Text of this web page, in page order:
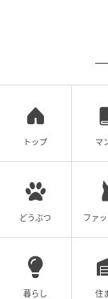
トップ マ
どうぶつ ファ
暮らし 住